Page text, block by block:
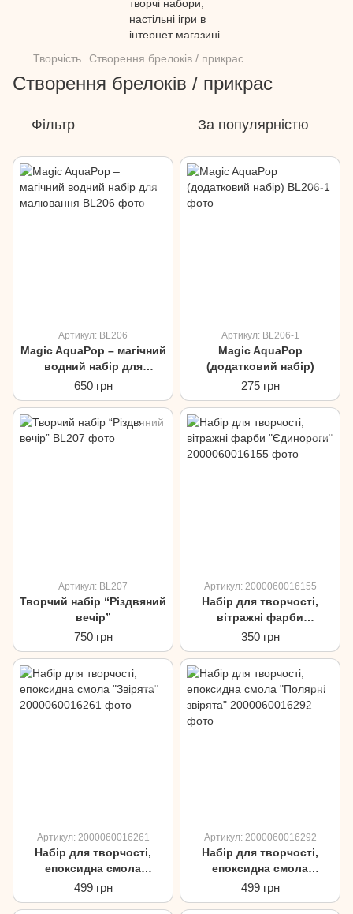
Творчість Створення брелоків / прикрас
Створення брелоків / прикрас
Фільтр За популярністю
Артикул: BL206
Magic AquaPop – магічний
водний набір для
малювання
650 грн
Артикул: BL206-1
Magic AquaPop
(додатковий набір)
275 грн
Артикул: BL207
Творчий набір “Різдвяний
вечір”
750 грн
Артикул: 2000060016155
Набір для творчості,
вітражні фарби
"Єдинороги"
350 грн
Артикул: 2000060016261
Набір для творчості,
епоксидна смола
"Звірята"
499 грн
Артикул: 2000060016292
Набір для творчості,
епоксидна смола
"Полярні звірята"
499 грн